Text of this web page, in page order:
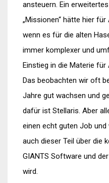
ansteuern. Ein
„Missionen“ hätte hier
wenn es für die alten
immer komplexer und
Einstieg in die Materie
Das beobachten wir oft
Jahre gut wachsen und
dafür ist Stellaris. Aber
einen echt guten Job
auch dieser Teil über die
GIANTS Software und
wird.